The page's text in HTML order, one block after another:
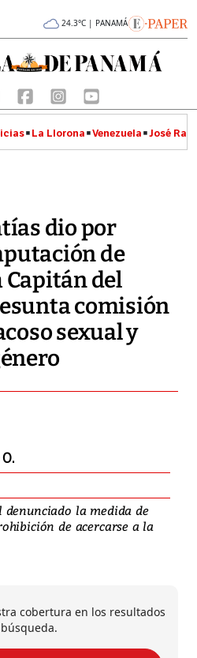
24.3°C | PANAMÁ
La Llorona Venezuela José
dio por
de
Capitán del
comisión
sexual y
la medida de
de acercarse a la
cobertura en los resultados